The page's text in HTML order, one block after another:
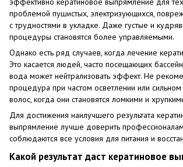
проблемой пушистых, электризующихся,
с трудностями в укладке. Даже густые и
процедуры становятся более управляемыми.
Однако есть ряд случаев, когда лечение
Это касается людей, часто посещающих
вода может нейтрализовать эффект. Не
процедура при частом осветлении или
волос, когда они становятся ломкими и
Для достижения наилучшего результата
выпрямление лучше доверить
соблюдаются все условия для питания и
Какой результат даст кератиновое